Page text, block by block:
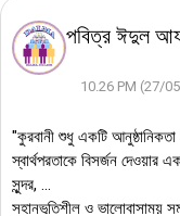
পবিত্র ঈদুল
10.26 PM (27/
"কুরবানী শুধু একটি
স্বার্থপরতাকে বিসর্জন
সুন্দর,
সহানুভূতিশীল ও ভালোবাসাময়